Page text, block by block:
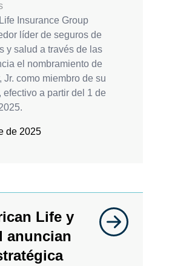
Insurance Group
líder de seguros de
y salud a través de las
el nombramiento de
Jr. como miembro de su
efectivo a partir del 1 de
de 2025
Life y
anuncian